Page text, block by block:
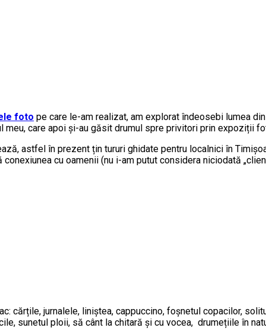
foto pe care le-am realizat, am explorat îndeosebi lumea
care apoi și-au găsit drumul spre privitori prin expoziții
astfel în prezent țin tururi ghidate pentru localnici în
cu oamenii (nu i-am putut considera niciodată
cărțile, jurnalele, liniștea, cappuccino, foșnetul copacilor,
sunetul ploii, să cânt la chitară și cu vocea, drumețiile în